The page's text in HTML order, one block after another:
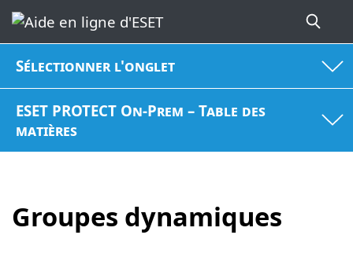
Sélectionner l'onglet
ESET PROTECT On-Prem – Table des
matières
Groupes dynamiques